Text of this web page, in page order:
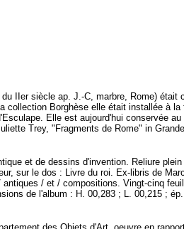
IIer siècle ap. J.-C, marbre, Rome)
collection Borghèse elle était installée à
Elle est aujourd'hui conservée
Trey, "Fragments de Rome" in
et de dessins d'invention. Reliure
sur le dos : Livre du roi. Ex-libris de
/ et / compositions. Vingt-cinq
de l'album : H. 00,283 ; L. 00,215 ;